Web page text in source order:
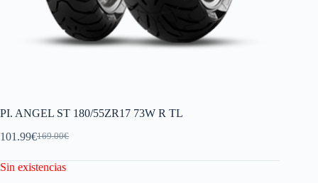
PI. ANGEL ST 180/55ZR17 73W R TL
169.00€
101.99€
Sin existencias